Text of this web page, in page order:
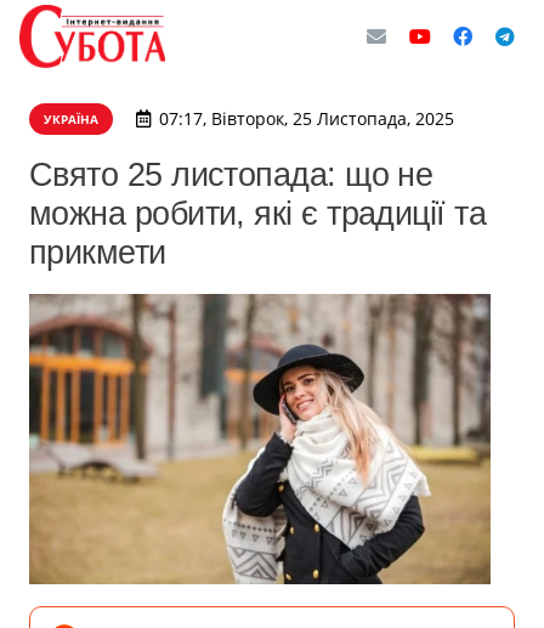
УКРАЇНА 07:17, Вівторок, 25 Листопада, 2025
Свято 25 листопада: що не
можна робити, які є традиції та
прикмети